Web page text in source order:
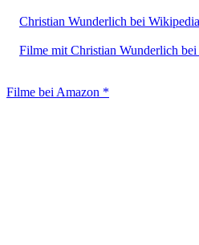
Christian Wunderlich bei Wikipedia
Filme mit Christian Wunderlich
Filme bei Amazon *